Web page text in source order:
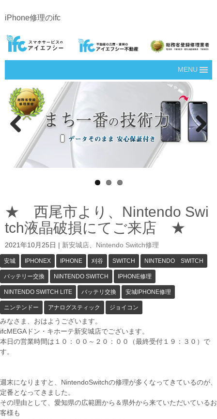
iPhone修理のifc
MENU
Next
★ 西尾市より、Nintendo Swi
tch液晶破損にてご来店 ★
2021年10月25日 新安城店 Nintendo Switch修理
安城 IPHONEX IPHONE 刈谷 SWITCH NINTENDO SWITCH
バッテリー交換 NINTENDO SWITCH IPHONE修理
NINTENDO SWITCH LITE バッテリ交換 安城IPHONE修理
ニンテンドー アナログスティック ジョイコン
みなさま、おはようございます。
ifcMEGAドン・キホーテ新安城店でございます。
本日の営業時間は１０：００～２０：００（最終受付１９：３０）で
す。
週末になりますと、NintendoSwitchの修理が多くなってきているのが、
定番となってきました。
その理由として、愛知県の広範囲から＆県外から来ていただいているお
客様も